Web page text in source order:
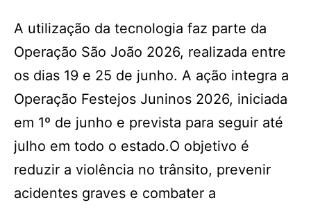
A utilização da tecnologia faz parte da
Operação São João 2026, realizada entre
os dias 19 e 25 de junho. A ação integra a
Operação Festejos Juninos 2026, iniciada
em 1º de junho e prevista para seguir até
julho em todo o estado.O objetivo é
reduzir a violência no trânsito, prevenir
acidentes graves e combater a